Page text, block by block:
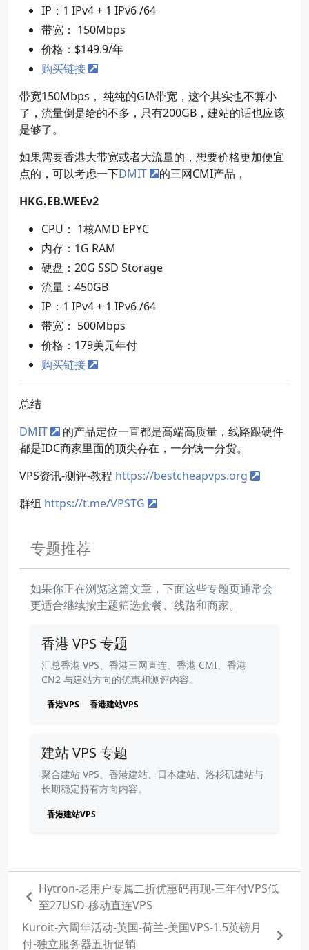
IP：1 IPv4 + 1 IPv6 /64
带宽： 150Mbps
价格：$149.9/年
购买链接
带宽150Mbps， 纯纯的GIA带宽，这个其实也不算小
了，流量倒是给的不多，只有200GB，建站的话也应该
是够了。
如果需要香港大带宽或者大流量的，想要价格更加便宜
点的，可以考虑一下DMIT
的三网CMI产品，
HKG.EB.WEEv2
CPU： 1核AMD EPYC
内存：1G RAM
硬盘：20G SSD Storage
流量：450GB
IP：1 IPv4 + 1 IPv6 /64
带宽： 500Mbps
价格：179美元年付
购买链接
总结
DMIT
的产品定位一直都是高端高质量，线路跟硬件
都是IDC商家里面的顶尖存在，一分钱一分货。
VPS资讯-测评-教程 https://bestcheapvps.org
群组 https://t.me/VPSTG
专题推荐
如果你正在浏览这篇文章，下面这些专题页通常会
更适合继续按主题筛选套餐、线路和商家。
香港 VPS 专题
汇总香港 VPS、香港三网直连、香港 CMI、香港
CN2 与建站方向的优惠和测评内容。
香港VPS 香港建站VPS
建站 VPS 专题
聚合建站 VPS、香港建站、日本建站、洛杉矶建站与
长期稳定持有方向内容。
香港建站VPS
Hytron-老用户专属二折优惠码再现-三年付VPS低
至27USD-移动直连VPS
Kuroit-六周年活动-英国-荷兰-美国VPS-1.5英镑月
付-独立服务器五折促销